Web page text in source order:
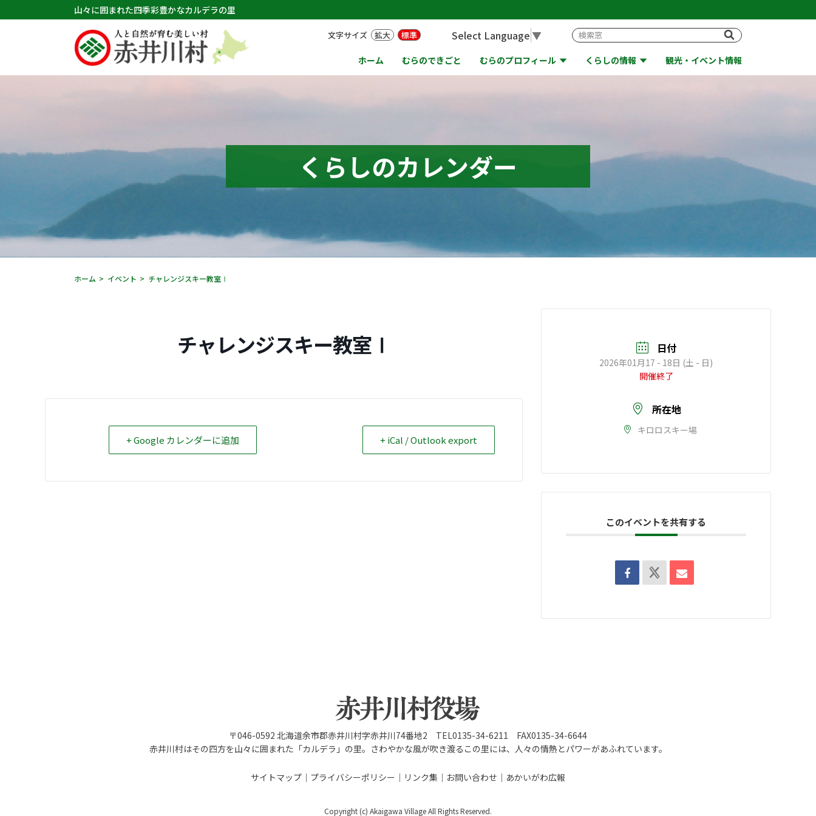
山々に囲まれた四季彩豊かなカルデラの里
ホーム むらのできごと むらのプロフィール くらしの情報 観光・イベント情報
文字サイズ 拡大 標準 Select Language▼
くらしのカレンダー
ホーム イベント チャレンジスキー教室Ⅰ
チャレンジスキー教室Ⅰ
+ Google カレンダーに追加 + iCal / Outlook export
日付
2026年01月17 - 18日 (土 - 日)
開催終了
所在地
キロロスキー場
このイベントを共有する
〒046-0592 北海道余市郡赤井川村字赤井川74番地2 TEL0135-34-6211 FAX0135-34-6644
赤井川村はその四方を山々に囲まれた「カルデラ」の里。さわやかな風が吹き渡るこの里には、人々の情熱とパワーがあふれています。
サイトマップ プライバシーポリシー リンク集 お問い合わせ あかいがわ広報
Copyright (c) Akaigawa Village All Rights Reserved.